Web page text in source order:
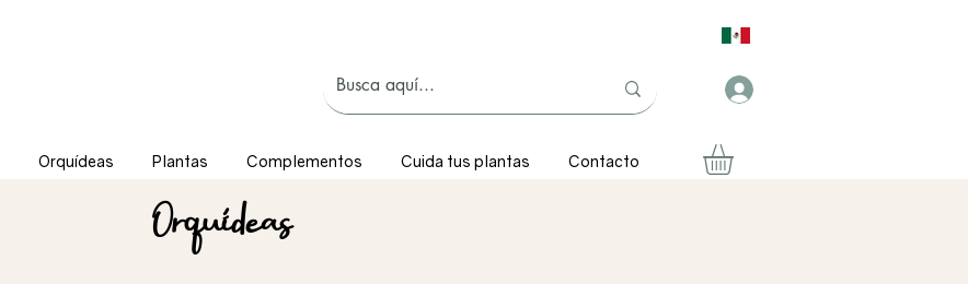
Orquídeas Plantas Complementos Cuida tus plantas Contacto
Orquídeas